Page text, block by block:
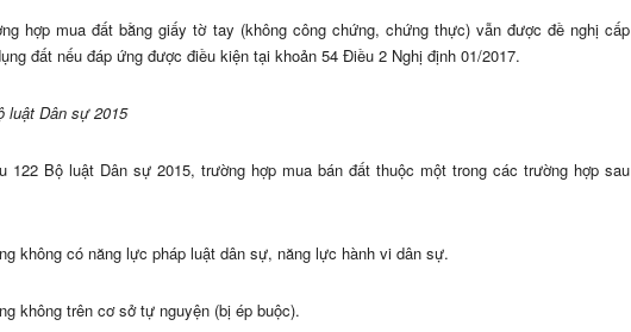
hợp mua đất bằng giấy tờ tay (không công chứng, chứng thực) vẫn được đề nghị cấp
đất nếu đáp ứng được điều kiện tại khoản 54 Điều 2 Nghị định 01/2017.
luật Dân sự 2015
122 Bộ luật Dân sự 2015, trường hợp mua bán đất thuộc một trong các trường hợp sau
không có năng lực pháp luật dân sự, năng lực hành vi dân sự.
không trên cơ sở tự nguyện (bị ép buộc).